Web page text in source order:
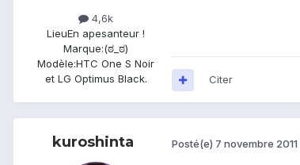
4,6k
LieuEn apesanteur !
Marque:(ಠ_ಠ)
Modèle:HTC One S Noir
et LG Optimus Black.
Citer
kuroshinta Posté(e) 7 novembre 2011